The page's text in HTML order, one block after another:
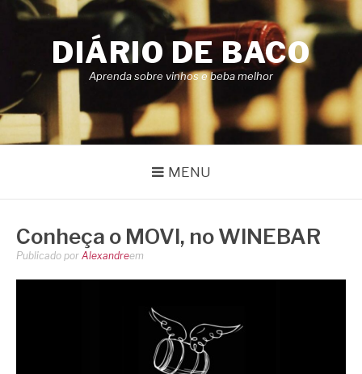
Pular
DIÁRIO DE BACO
Aprenda sobre vinhos e beba melhor
MENU
Conheça o MOVI, no WINEBAR
Publicado por Alexandreem